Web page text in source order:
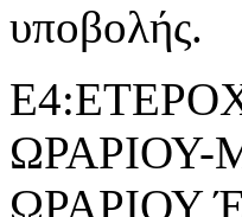
υποβολής.
ΩΡΑΡΙΟΥ-
ΩΡΑΡΙΟΥ